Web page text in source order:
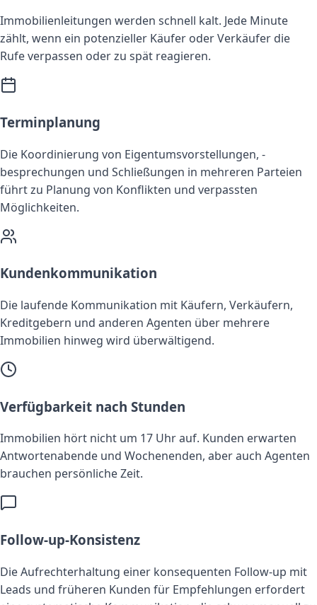
Immobilienleitungen werden schnell kalt. Jede Minute
zählt, wenn ein potenzieller Käufer oder Verkäufer die
Rufe verpassen oder zu spät reagieren.
Terminplanung
Die Koordinierung von Eigentumsvorstellungen, -
besprechungen und Schließungen in mehreren Parteien
führt zu Planung von Konflikten und verpassten
Möglichkeiten.
Kundenkommunikation
Die laufende Kommunikation mit Käufern, Verkäufern,
Kreditgebern und anderen Agenten über mehrere
Immobilien hinweg wird überwältigend.
Verfügbarkeit nach Stunden
Immobilien hört nicht um 17 Uhr auf. Kunden erwarten
Antwortenabende und Wochenenden, aber auch Agenten
brauchen persönliche Zeit.
Follow-up-Konsistenz
Die Aufrechterhaltung einer konsequenten Follow-up mit
Leads und früheren Kunden für Empfehlungen erfordert